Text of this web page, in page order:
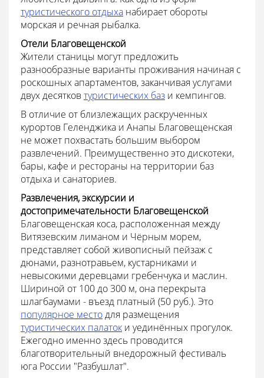
туристического отдыха набирает обороты
морская и речная рыбалка.
Отели Благовещенской
Жители станицы могут предложить
разнообразные варианты проживания начиная с
роскошных апартаментов, заканчивая услугами
двух десятковтуристических баз и кемпингов.
В отличие от близлежащих раскрученных
курортов Геленджика и Анапы Благовещенская
не может похвастать большим выбором
развлечений. Преимущественно это дискотеки,
бары, кафе и рестораны на территории баз
отдыха и санаториев.
Развлечения, экскурсии и
достопримечательности Благовещенской
Благовещенская коса, расположенная между
Витязевским лиманом и Чёрным морем,
представляет собой живописный пейзаж с
дюнами, разнотравьем, кустарниками и
невысокими деревцами гребенчука и маслин.
Шириной от 100 до 300 м, она перекрыта
шлагбаумами - въезд платный (50 руб.). Это
популярное местодля размещения
туристических палаток и уединённых прогулок.
Ежегодно именно здесь проводится
благотворительный внедорожный фестиваль
юга России "Разбушлат".